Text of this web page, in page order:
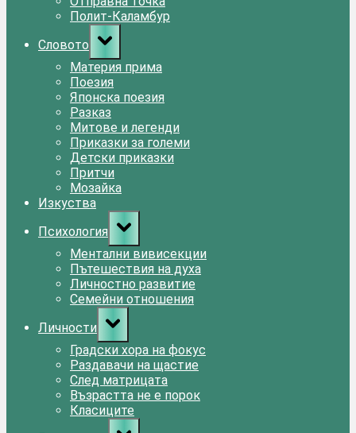
Полит-Каламбур
Словото
Toggle
sub-
menu
Материя прима
Поезия
Японска поезия
Разказ
Митове и легенди
Приказки за големи
Детски приказки
Притчи
Мозайка
Изкуства
Психология
Toggle
sub-
menu
Ментални вивисекции
Пътешествия на духа
Личностно развитие
Семейни отношения
Личности
Toggle
sub-
menu
Градски хора на фокус
Раздавачи на щастие
След матрицата
Възрастта не е порок
Класиците
Toggle